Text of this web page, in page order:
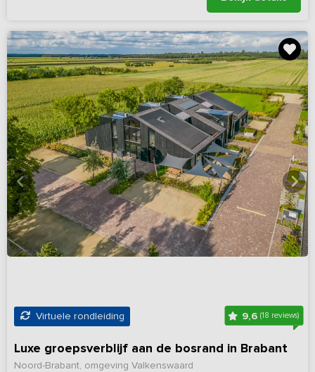
Virtuele rondleiding 9,6(18 reviews)
Luxe groepsverblijf aan de bosrand in Brabant
Noord-Brabant, omgeving Valkenswaard